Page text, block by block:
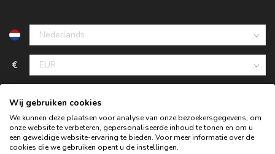
€
Wij gebruiken cookies
We kunnen deze plaatsen voor analyse van onze bezoekersgegevens, om
onze website te verbeteren, gepersonaliseerde inhoud te tonen en om u
een geweldige website-ervaring te bieden. Voor meer informatie over de
cookies die we gebruiken opent u de instellingen.